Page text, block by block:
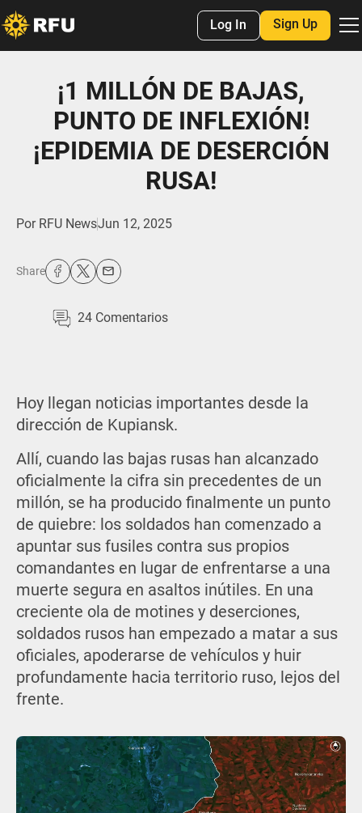
Log In Sign Up
¡1 MILLÓN DE BAJAS,
PUNTO DE INFLEXIÓN!
¡EPIDEMIA DE DESERCIÓN
RUSA!
Por RFU NewsJun 12, 2025
Share
24 Comentarios
Hoy llegan noticias importantes desde la
dirección de Kupiansk.
Allí, cuando las bajas rusas han alcanzado
oficialmente la cifra sin precedentes de un
millón, se ha producido finalmente un punto
de quiebre: los soldados han comenzado a
apuntar sus fusiles contra sus propios
comandantes en lugar de enfrentarse a una
muerte segura en asaltos inútiles. En una
creciente ola de motines y deserciones,
soldados rusos han empezado a matar a sus
oficiales, apoderarse de vehículos y huir
profundamente hacia territorio ruso, lejos del
frente.